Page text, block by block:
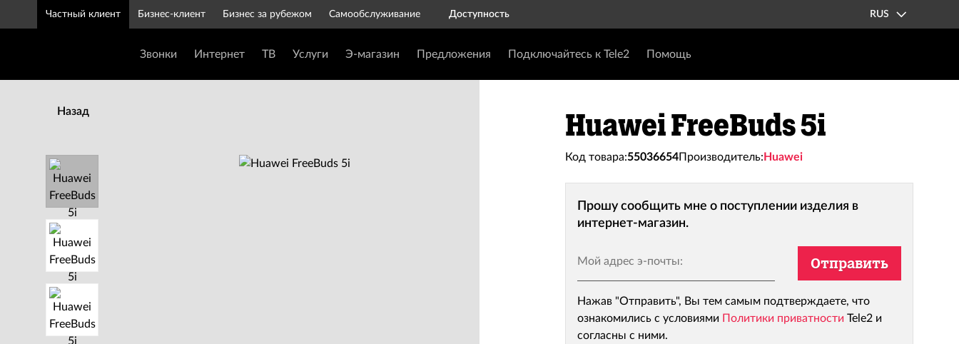
Частный клиент Бизнес-клиент Бизнес за рубежом Самообслуживание Доступность RUS
Звонки Интернет ТВ Услуги Э-магазин Предложения Подключайтесь к Tele2 Помощь
Назад Huawei FreeBuds 5i
Код товара:55036654Производитель: Huawei
Прошу сообщить мне о поступлении изделия в
интернет-магазин.
Мой адрес э-почты:
Отправить
Нажав "Отправить", Вы тем самым подтверждаете, что
ознакомились с условиями Политики приватности Tele2 и
согласны с ними.